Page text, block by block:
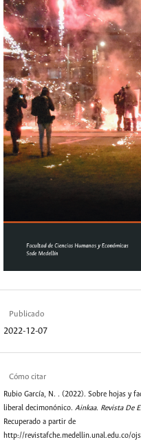
Publicado
2022-12-07
Cómo citar
Rubio García, N. . (2022). Sobre hojas y
liberal decimonónico. Ainkaa. Revista De
Recuperado a partir de
http://revistafche.medellin.unal.edu.co/